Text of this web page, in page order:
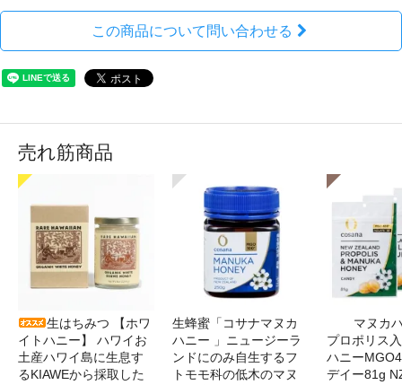
この商品について問い合わせる
売れ筋商品
生はちみつ 【ホワ
イトハニー】 ハワイお
土産ハワイ島に生息す
るKIAWEから採取した
生蜂蜜「コサナマヌカ
ハニー 」ニュージーラ
ンドにのみ自生するフ
トモモ科の低木のマヌ
マヌカ
プロポリス
ハニー
デイー81g